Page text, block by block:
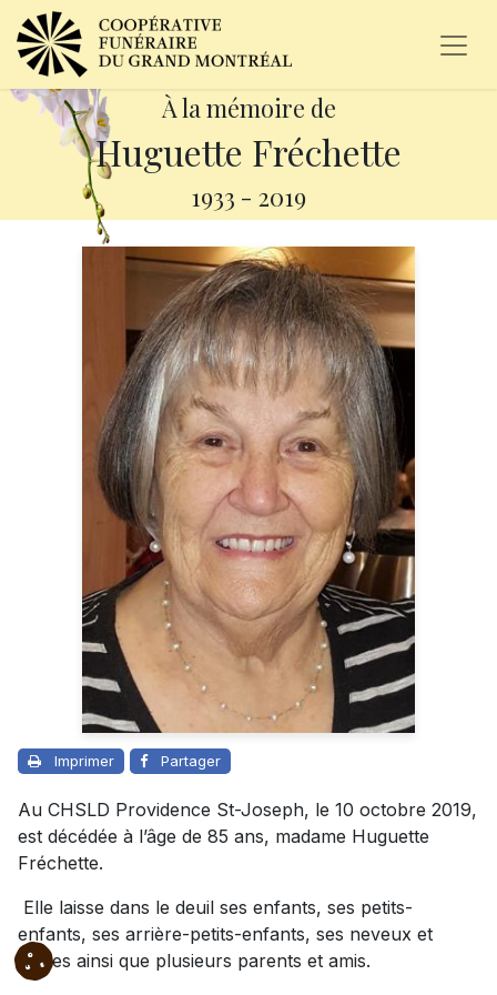
À la mémoire de
Huguette Fréchette
1933 - 2019
Imprimer Partager
Au CHSLD Providence St-Joseph, le 10 octobre 2019,
est décédée à l’âge de 85 ans, madame Huguette
Fréchette.
Elle laisse dans le deuil ses enfants, ses petits-
enfants, ses arrière-petits-enfants, ses neveux et
nièces ainsi que plusieurs parents et amis.